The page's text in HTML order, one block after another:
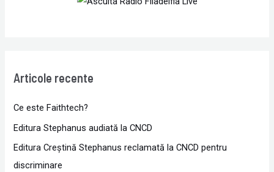
Articole recente
Ce este Faithtech?
Editura Stephanus audiată la CNCD
Editura Creștină Stephanus reclamată la CNCD pentru
discriminare